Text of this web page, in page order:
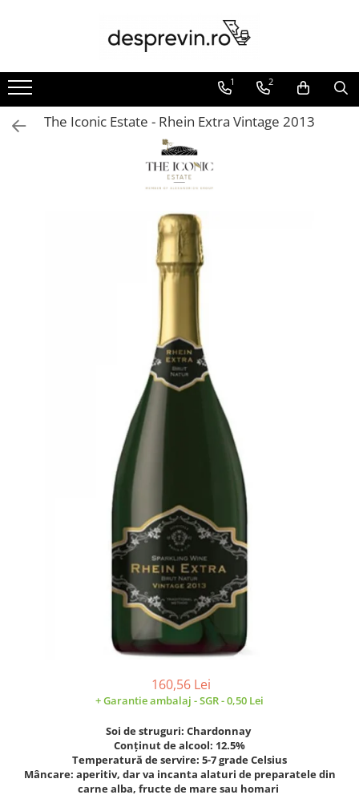
Crama S.E.R.V.E
Crama LILIAC
Crama RASOVA
Via Viticola SARICA NICULITEL
VINUL Bikers For Humanity
Crama BALLA GEZA
Vinuri SPANIA
1 2
The Iconic Estate - Rhein Extra Vintage 2013
160,56 Lei
+ Garantie ambalaj - SGR - 0,50 Lei
Soi de struguri: Chardonnay
Conținut de alcool: 12.5%
Temperatură de servire: 5-7 grade Celsius
Mâncare: aperitiv, dar va incanta alaturi de preparatele din
carne alba, fructe de mare sau homari